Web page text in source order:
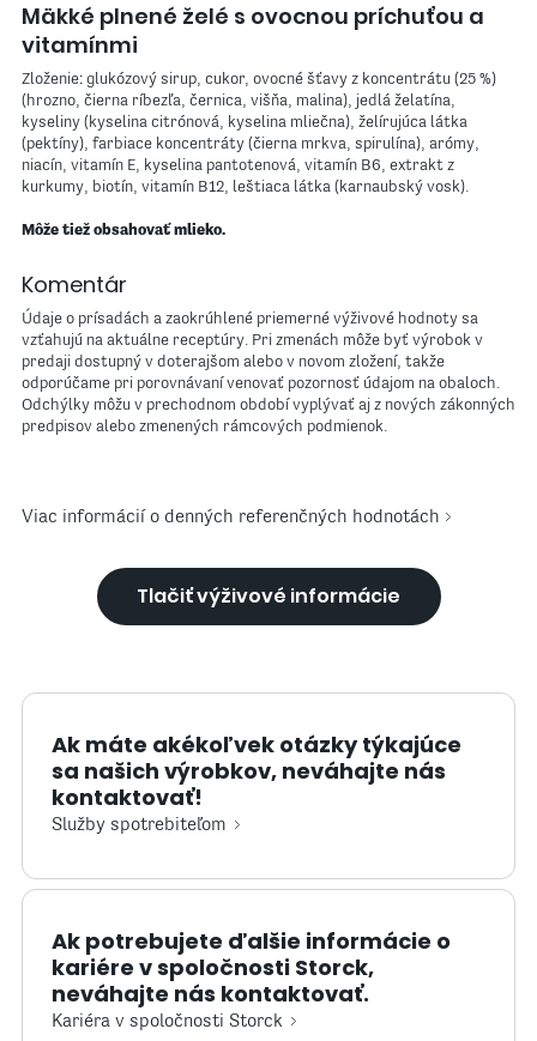
Mäkké plnené želé s ovocnou príchuťou a
vitamínmi
Zloženie: glukózový sirup, cukor, ovocné šťavy z koncentrátu (25 %)
(hrozno, čierna ríbezľa, černica, višňa, malina), jedlá želatína,
kyseliny (kyselina citrónová, kyselina mliečna), želírujúca látka
(pektíny), farbiace koncentráty (čierna mrkva, spirulína), arómy,
niacín, vitamín E, kyselina pantotenová, vitamín B6, extrakt z
kurkumy, biotín, vitamín B12, leštiaca látka (karnaubský vosk).
Môže tiež obsahovať mlieko.
Komentár
Údaje o prísadách a zaokrúhlené priemerné výživové hodnoty sa
vzťahujú na aktuálne receptúry. Pri zmenách môže byť výrobok v
predaji dostupný v doterajšom alebo v novom zložení, takže
odporúčame pri porovnávaní venovať pozornosť údajom na obaloch.
Odchýlky môžu v prechodnom období vyplývať aj z nových zákonných
predpisov alebo zmenených rámcových podmienok.
Viac informácií o denných referenčných hodnotách
Tlačiť výživové informácie
Ak máte akékoľvek otázky týkajúce
sa našich výrobkov, neváhajte nás
kontaktovať!
Služby spotrebiteľom
Ak potrebujete ďalšie informácie o
kariére v spoločnosti Storck,
neváhajte nás kontaktovať.
Kariéra v spoločnosti Storck